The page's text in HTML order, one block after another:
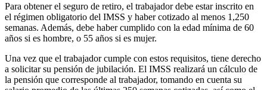
Para obtener el seguro de retiro, el trabajador debe estar inscrito en
el régimen obligatorio del IMSS y haber cotizado al menos 1,250
semanas. Además, debe haber cumplido con la edad mínima de 60
años si es hombre, o 55 años si es mujer.
Una vez que el trabajador cumple con estos requisitos, tiene derecho
a solicitar su pensión de jubilación. El IMSS realizará un cálculo de
la pensión que corresponde al trabajador, tomando en cuenta su